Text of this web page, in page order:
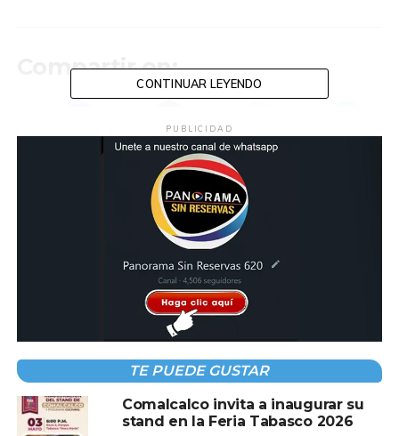
Compartir en:
TEMAS RELACIONADOS: CARRO ALEGORICO
En su visita a los Centros de Aprendizaje
Campesino en Macuspana, constata Javier
May regreso de jóvenes al campo
limpieza tras Desfile de Carros Alegóricos en
CONTINUAR LEYENDO
PUBLICIDAD
TE PUEDE GUSTAR
Comalcalco invita a inaugurar su
stand en la Feria Tabasco 2026